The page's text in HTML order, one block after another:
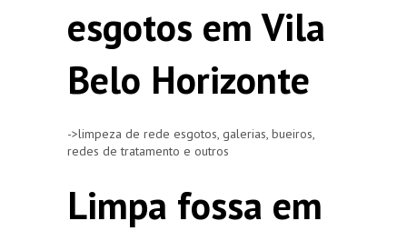
esgotos em Vila
Belo Horizonte
->limpeza de rede esgotos, galerias, bueiros,
redes de tratamento e outros
Limpa fossa em